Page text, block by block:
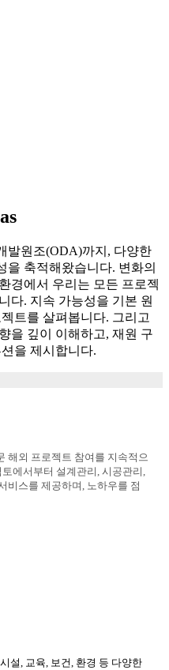
발원조(ODA)까지, 다양한
을 축적해왔습니다. 변화의
경에서 우리는 모든 프로젝
다. 지속 가능성을 기본 원
트를 살펴봅니다. 그리고
을 깊이 이해하고, 재원 구
을 제시합니다.
해외 프로젝트 참여를 지속적으
에서부터 설계관리, 시공관리,
비스를 제공하며, 노하우를 점
설, 교육, 보건, 환경 등 다양한